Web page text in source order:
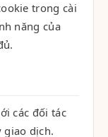
trong cài
năng của
các đối tác
giao dịch.